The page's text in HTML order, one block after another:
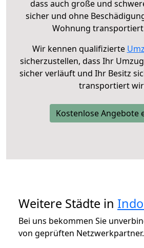
dass auch große und
sicher und ohne
Wohnung
Wir kennen qualifizierte
sicherzustellen, dass Ihr
sicher verläuft und Ihr Besitz
transportiert
Kostenlose Angebote
Weitere Städte in
Bei uns bekommen Sie
von geprüften Netzwerkpartner.